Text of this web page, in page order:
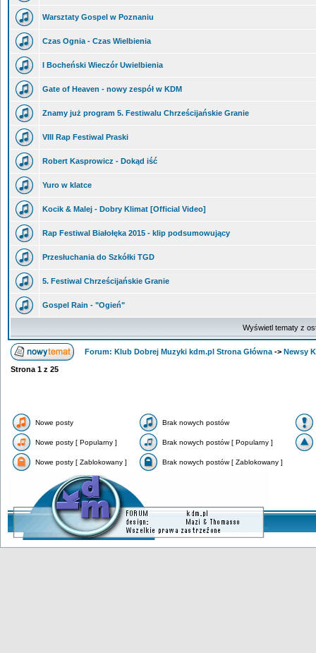
Warsztaty Gospel w Poznaniu
Czas Ognia - Czas Wielbienia
I Bocheński Wieczór Uwielbienia
Gate of Heaven - nowy zespół w KDM
Znamy już program 5. Festiwalu Chrześcijańskie Granie
VIII Rap Festiwal Praski
Robert Kasprowicz - Dokąd iść
Yuro w klatce
Kocik & Malej - Dobry Klimat [Official Video]
Rap Festiwal Białołęka 2015 - klip podsumowujący
Przesłuchania do Szkółki TGD
5. Festiwal Chrześcijańskie Granie
Gospel Rain - "Ogień"
Wyświetl tematy z
Forum: Klub Dobrej Muzyki kdm.pl Strona Główna -> Newsy
Strona 1 z 25
Nowe posty Brak nowych postów
Nowe posty [ Popularny ] Brak nowych postów [ Popularny ]
Nowe posty [ Zablokowany ] Brak nowych postów [ Zablokowany ]